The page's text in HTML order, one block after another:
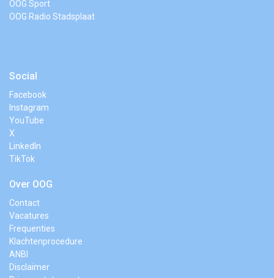
OOG Sport
OOG Radio Stadsplaat
Social
Facebook
Instagram
YouTube
X
LinkedIn
TikTok
Over OOG
Contact
Vacatures
Frequenties
Klachtenprocedure
ANBI
Disclaimer